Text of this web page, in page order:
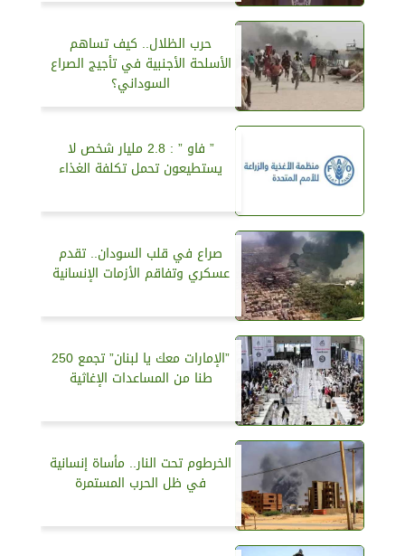
حرب الظلال.. كيف تساهم
الأسلحة الأجنبية في تأجيج الصراع
السوداني؟
” فاو ” : 2.8 مليار شخص لا
يستطيعون تحمل تكلفة الغذاء
صراع في قلب السودان.. تقدم
عسكري وتفاقم الأزمات الإنسانية
”الإمارات معك يا لبنان” تجمع 250
طنا من المساعدات الإغاثية
الخرطوم تحت النار.. مأساة إنسانية
في ظل الحرب المستمرة